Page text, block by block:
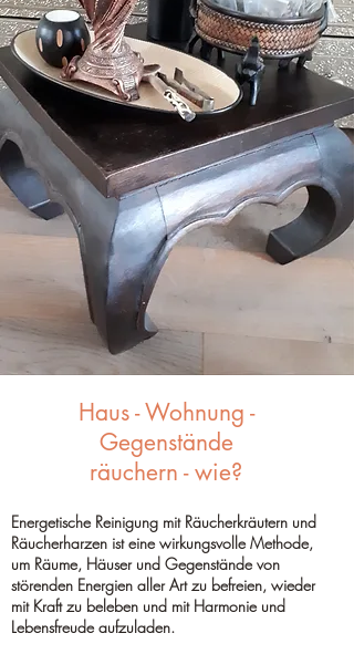
Haus - Wohnung -
Gegenstände
räuchern - wie?
Energetische Reinigung mit Räucherkräutern und
Räucherharzen ist eine wirkungsvolle Methode,
um Räume, Häuser und Gegenstände von
störenden Energien aller Art zu befreien, wieder
mit Kraft zu beleben und mit Harmonie und
Lebensfreude aufzuladen.